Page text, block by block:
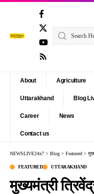
About Agriculture
Uttarakhand Blog
Career News
Contact us
NEWSLIVE24x7 > Blog > Featured >
FEATURED UTTARAKHAND
मुख्यमंत्री